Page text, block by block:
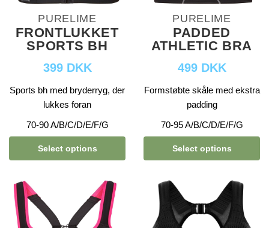
PURELIME
FRONTLUKKET
SPORTS BH
399 DKK
Sports bh med bryderryg, der
lukkes foran
70-90 A/B/C/D/E/F/G
Select options
PURELIME
PADDED
ATHLETIC BRA
499 DKK
Formstøbte skåle med ekstra
padding
70-95 A/B/C/D/E/F/G
Select options